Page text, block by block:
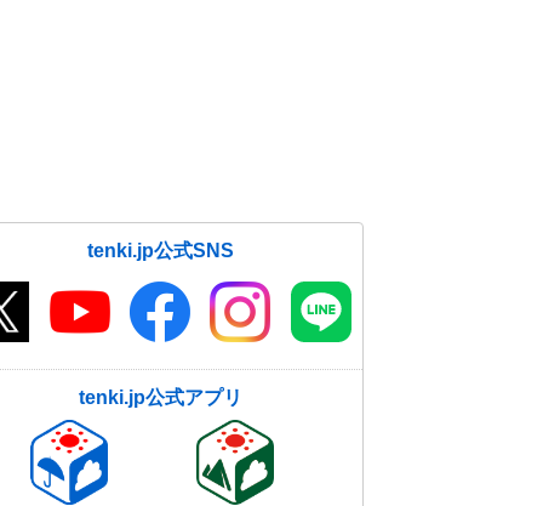
tenki.jp公式SNS
tenki.jp公式アプリ